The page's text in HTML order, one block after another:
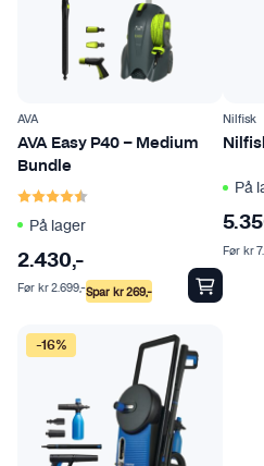
AVA
AVA Easy P40 – Medium
Bundle
Karakter:
På lager
2.430,-
Spar kr269,-
Før kr2.699,-
Nilfisk
På
Før kr
-16%